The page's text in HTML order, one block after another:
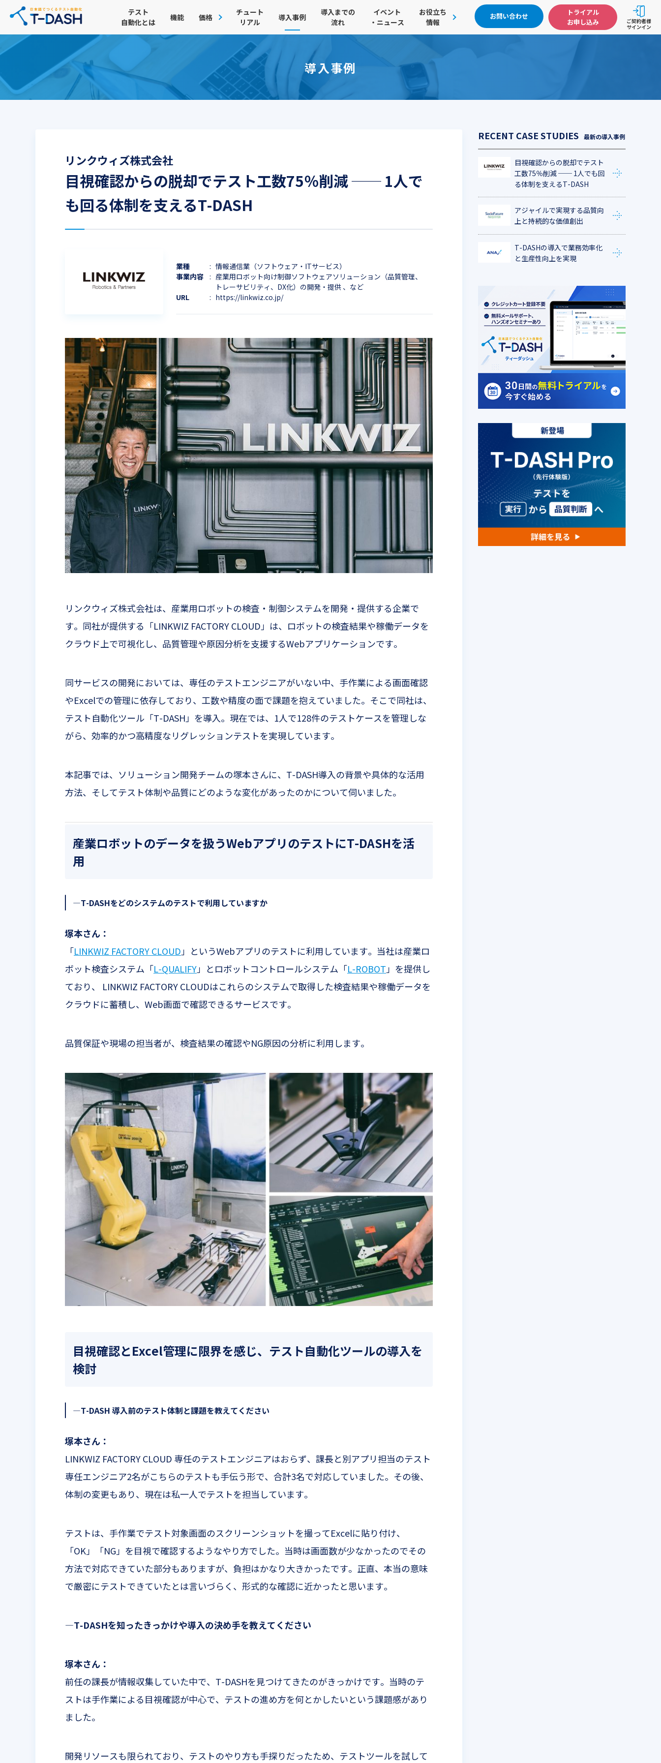
テスト
自動化とは
機能 価格
チュート
リアル
導入事例
導入までの
流れ
イベント
・ニュース
お役立ち
情報
お問い合わせ
トライアル
お申し込み
ご契約者様
サインイン
導入事例
リンクウィズ株式会社
目視確認からの脱却でテスト工数75％削減 ── 1人で
も回る体制を支えるT-DASH
業種
情報通信業（ソフトウェア・ITサービス）
事業内容
産業用ロボット向け制御ソフトウェアソリューション（品質管理、
トレーサビリティ、DX化）の開発・提供 、など
URL
https://linkwiz.co.jp/
リンクウィズ株式会社は、産業用ロボットの検査・制御システムを開発・提供する企業で
す。同社が提供する「LINKWIZ FACTORY CLOUD 」は、ロボットの検査結果や稼働データを
クラウド上で可視化し、品質管理や原因分析を支援するWebアプリケーションです。
同サービスの開発においては、専任のテストエンジニアがいない中、手作業による画面確認
やExcelでの管理に依存しており、工数や精度の面で課題を抱えていました。そこで同社は、
テスト自動化ツール「T-DASH 」を導入。現在では、 1人で128件のテストケースを管理しな
がら、効率的かつ高精度なリグレッションテストを実現しています。
本記事では、ソリューション開発チームの塚本さんに、 T-DASH導入の背景や具体的な活用
方法、そしてテスト体制や品質にどのような変化があったのかについて伺いました。
産業ロボットのデータを扱うWebアプリのテストにT-DASHを活
用
—T-DASHをどのシステムのテストで利用していますか
塚本さん：
「LINKWIZ FACTORY CLOUD 」というWebアプリのテストに利用しています。 当社は産業ロ
ボット検査システム「L-QUALIFY」とロボットコントロールシステム「L-ROBOT 」 を提供し
ており、
LINKWIZ FACTORY CLOUDはこれらのシステムで取得した検査結果や稼働データを
クラウドに蓄積し、 Web画面で確認できるサービスです。
品質保証や現場の担当者が、検査結果の確認やNG原因の分析に利用します。
目視確認とExcel管理に限界を感じ、テスト自動化ツールの導入を
検討
—T-DASH 導入前のテスト体制と課題を教えてください
塚本さん：
LINKWIZ FACTORY CLOUD 専任のテストエンジニアはおらず、課長と別アプリ担当のテスト
専任エンジニア2名がこちらのテストも手伝う形で、合計3名で対応していました。その後、
体制の変更もあり、現在は私一人でテストを担当しています。
テストは、手作業でテスト対象画面のスクリーンショットを撮ってExcelに貼り付け、
「OK 」「NG 」を目視で確認するようなやり方でした。当時は画面数が少なかったのでその
方法で対応できていた部分もありますが、負担はかなり大きかったです。 正直、本当の意味
で厳密にテストできていたとは言いづらく、形式的な確認に近かったと思います。
—T-DASHを知ったきっかけや導入の決め手を教えてください
塚本さん：
前任の課長が情報収集していた中で、 T-DASHを見つけてきたのがきっかけです。 当時のテ
ストは手作業による目視確認が中心で、テストの進め方を何とかしたいという課題感があり
ました。
開発リソースも限られており、テストのやり方も手探りだったため、テストツールを試して
最新の導入事例
目視確認からの脱却でテスト
工数75％削減 ── 1人でも回
る体制を支えるT-DASH
アジャイルで実現する品質向
上と持続的な価値創出
T-DASHの導入で業務効率化
と生産性向上を実現